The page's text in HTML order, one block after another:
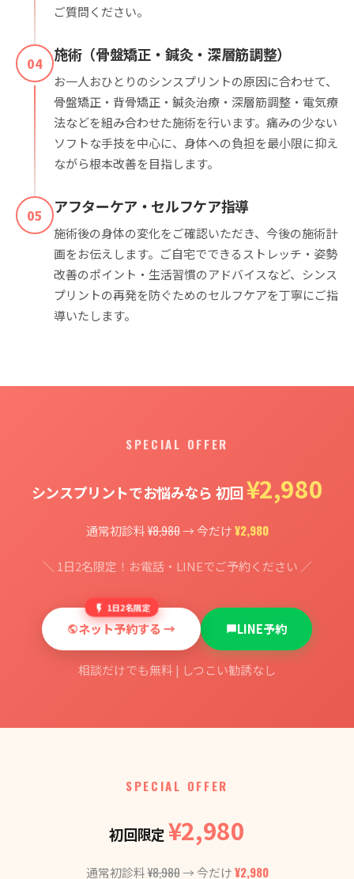
ご質問ください。
04 施術（骨盤矯正・鍼灸・深層筋調整）
お一人おひとりのシンスプリントの原因に合わせて、
骨盤矯正・背骨矯正・鍼灸治療・深層筋調整・電気療
法などを組み合わせた施術を行います。痛みの少ない
ソフトな手技を中心に、身体への負担を最小限に抑え
ながら根本改善を目指します。
05 アフターケア・セルフケア指導
施術後の身体の変化をご確認いただき、今後の施術計
画をお伝えします。ご自宅でできるストレッチ・姿勢
改善のポイント・生活習慣のアドバイスなど、シンス
プリントの再発を防ぐためのセルフケアを丁寧にご指
導いたします。
SPECIAL OFFER
シンスプリントでお悩みなら 初回¥2,980
通常初診料¥8,980→ 今だけ¥2,980
＼ 1日2名限定！お電話・LINEでご予約ください ／
1日2名限定
ネット予約する → LINE予約
相談だけでも無料 | しつこい勧誘なし
SPECIAL OFFER
初回限定¥2,980
通常初診料¥8,980→ 今だけ¥2,980